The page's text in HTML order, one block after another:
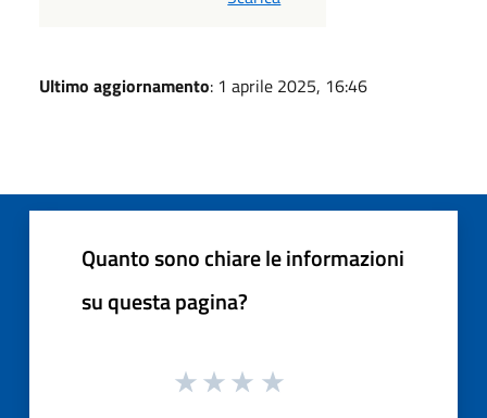
Ultimo aggiornamento: 1 aprile 2025, 16:46
Quanto sono chiare le informazioni
su questa pagina?